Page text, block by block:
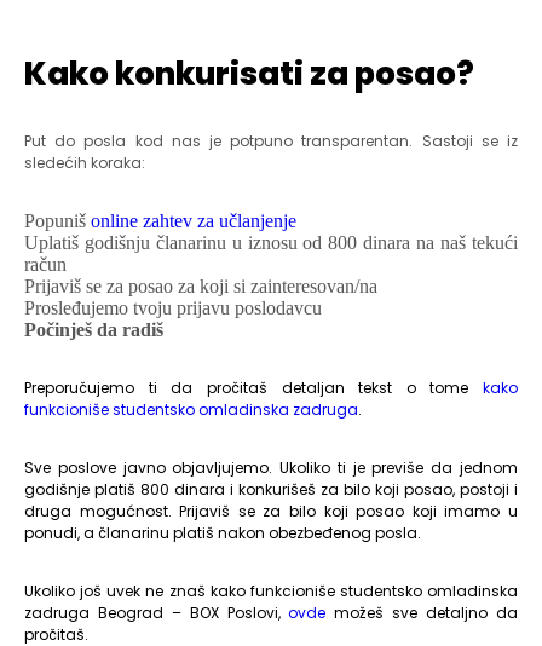
Kako konkurisati za posao?
Put do posla kod nas je potpuno transparentan. Sastoji se iz
sledećih koraka:
Popuniš online zahtev za učlanjenje
Uplatiš godišnju članarinu u iznosu od 800 dinara na naš tekući
račun
Prijaviš se za posao za koji si zainteresovan/na
Prosleđujemo tvoju prijavu poslodavcu
Počinješ da radiš
Preporučujemo ti da pročitaš detaljan tekst o tome kako
funkcioniše studentsko omladinska zadruga.
Sve poslove javno objavljujemo. Ukoliko ti je previše da jednom
godišnje platiš 800 dinara i konkurišeš za bilo koji posao, postoji i
druga mogućnost. Prijaviš se za bilo koji posao koji imamo u
ponudi, a članarinu platiš nakon obezbeđenog posla.
Ukoliko još uvek ne znaš kako funkcioniše studentsko omladinska
zadruga Beograd – BOX Poslovi,ovde možeš sve detaljno da
pročitaš.